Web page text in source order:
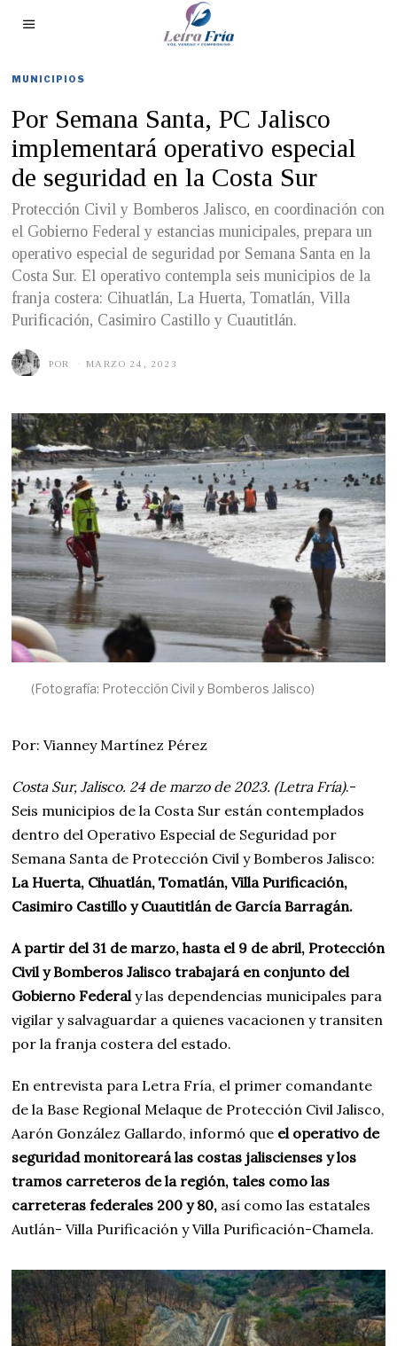
MUNICIPIOS
Por Semana Santa, PC Jalisco
implementará operativo especial
de seguridad en la Costa Sur
Protección Civil y Bomberos Jalisco, en coordinación con
el Gobierno Federal y estancias municipales, prepara un
operativo especial de seguridad por Semana Santa en la
Costa Sur. El operativo contempla seis municipios de la
franja costera: Cihuatlán, La Huerta, Tomatlán, Villa
Purificación, Casimiro Castillo y Cuautitlán.
POR MARZO 24, 2023
O
2
3
,
2
0
2
3
(Fotografía: Protección Civil y Bomberos Jalisco)
Por: Vianney Martínez Pérez
Costa Sur, Jalisco. 24 de marzo de 2023. (Letra Fría).-
Seis municipios de la Costa Sur están contemplados
dentro del Operativo Especial de Seguridad por
Semana Santa de Protección Civil y Bomberos Jalisco:
La Huerta, Cihuatlán, Tomatlán, Villa Purificación,
Casimiro Castillo y Cuautitlán de García Barragán.
A partir del 31 de marzo, hasta el 9 de abril, Protección
Civil y Bomberos Jalisco trabajará en conjunto del
Gobierno Federal y las dependencias municipales para
vigilar y salvaguardar a quienes vacacionen y transiten
por la franja costera del estado.
En entrevista para Letra Fría, el primer comandante
de la Base Regional Melaque de Protección Civil Jalisco,
Aarón González Gallardo, informó que el operativo de
seguridad monitoreará las costas jaliscienses y los
tramos carreteros de la región, tales como las
carreteras federales 200 y 80, así como las estatales
Autlán- Villa Purificación y Villa Purificación-Chamela.